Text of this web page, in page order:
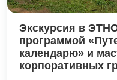
Экскурсия в
программой
календарю» и
корпоративных